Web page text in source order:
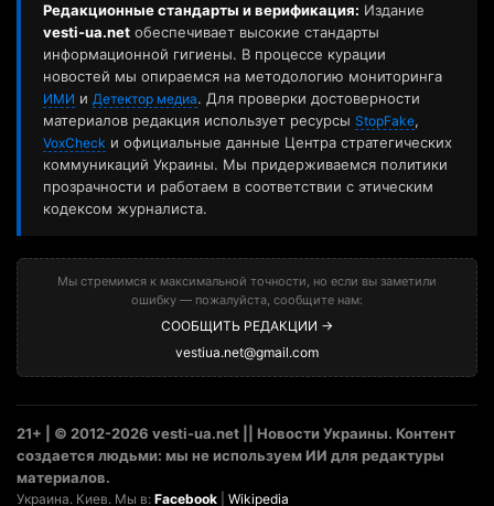
Редакционные стандарты и верификация: Издание
vesti-ua.net обеспечивает высокие стандарты
информационной гигиены. В процессе курации
новостей мы опираемся на методологию мониторинга
ИМИ и Детектор медиа. Для проверки достоверности
материалов редакция использует ресурсы StopFake,
VoxCheck и официальные данные Центра стратегических
коммуникаций Украины. Мы придерживаемся политики
прозрачности и работаем в соответствии с этическим
кодексом журналиста.
Мы стремимся к максимальной точности, но если вы заметили
ошибку — пожалуйста, сообщите нам:
СООБЩИТЬ РЕДАКЦИИ →
vestiua.net@gmail.com
21+ | © 2012-2026 vesti-ua.net || Новости Украины. Контент
создается людьми: мы не используем ИИ для редактуры
материалов.
Украина. Киев. Мы в: Facebook Wikipedia